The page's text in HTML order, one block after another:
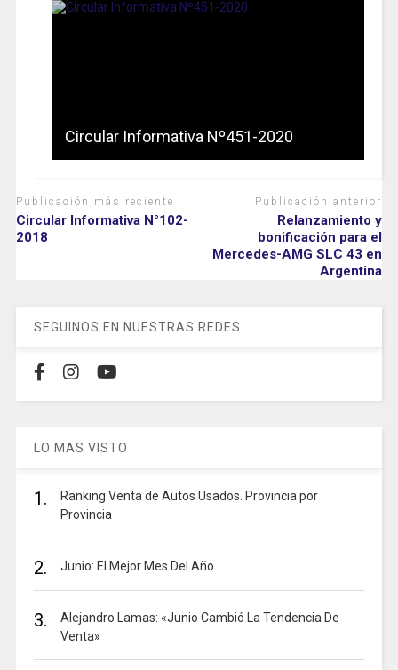
Circular Informativa Nº451-2020
Publicación más reciente
Circular Informativa N°102-
2018
Publicación anterior
Relanzamiento y
bonificación para el
Mercedes-AMG SLC 43 en
Argentina
SEGUINOS EN NUESTRAS REDES
LO MAS VISTO
1.
Ranking Venta de Autos Usados. Provincia por
Provincia
2. Junio: El Mejor Mes Del Año
3.
Alejandro Lamas: «Junio Cambió La Tendencia De
Venta»